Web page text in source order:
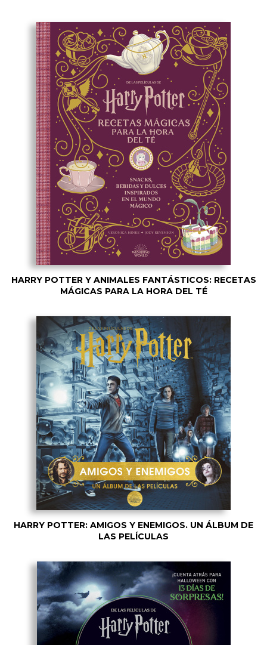
HARRY POTTER Y ANIMALES FANTÁSTICOS: RECETAS
MÁGICAS PARA LA HORA DEL TÉ
HARRY POTTER: AMIGOS Y ENEMIGOS. UN ÁLBUM DE
LAS PELÍCULAS